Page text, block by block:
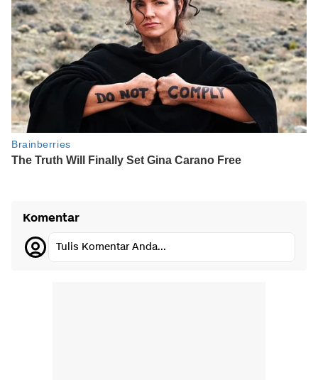
Komentar
Tulis Komentar Anda...